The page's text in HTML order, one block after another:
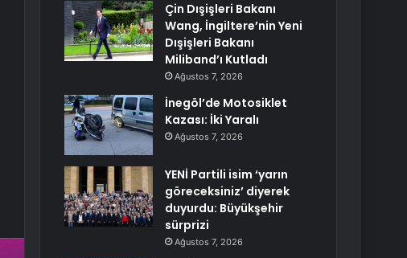
Çin Dışişleri Bakanı
Wang, İngiltere’nin Yeni
Dışişleri Bakanı
Miliband’ı Kutladı
Ağustos 7, 2026
İnegöl’de Motosiklet
Kazası: İki Yaralı
Ağustos 7, 2026
YENİ Partili isim ‘yarın
göreceksiniz’ diyerek
duyurdu: Büyükşehir
sürprizi
Ağustos 7, 2026